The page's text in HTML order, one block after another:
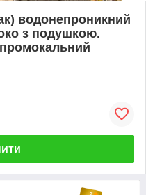
водонепроникний
з подушкою.